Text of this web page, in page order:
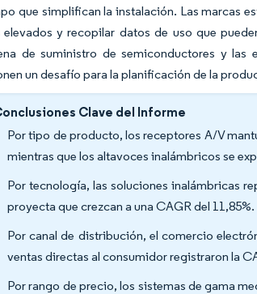
que simplifican la instalación. Las marcas
elevados y recopilar datos de uso que
de suministro de semiconductores y
un desafío para la planificación de la
Clave del Informe
Por tipo de producto, los receptores A/V
mientras que los altavoces inalámbricos se
Por tecnología, las soluciones inalámbricas
proyecta que crezcan a una CAGR del 11,85%.
Por canal de distribución, el comercio
ventas directas al consumidor registraron la
Por rango de precio, los sistemas de gama